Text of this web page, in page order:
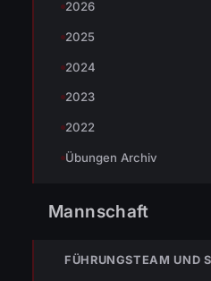
2026
2025
2024
2023
2022
Übungen Archiv
Mannschaft
FÜHRUNGSTEAM UND